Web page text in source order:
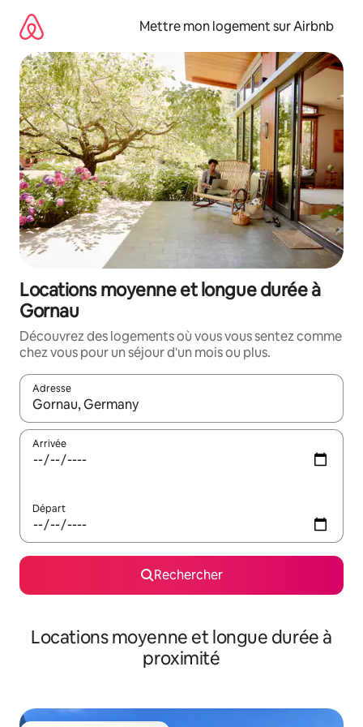
directement
contenu
Mettre mon logement sur Airbnb
Locations moyenne et longue durée à
Gornau
Découvrez des logements où vous vous sentez comme
chez vous pour un séjour d'un mois ou plus.
Adresse
Lorsque les résultats s'affichent, utilisez les flèches vers le
Arrivée
Départ
Rechercher
Locations moyenne et longue durée à
proximité